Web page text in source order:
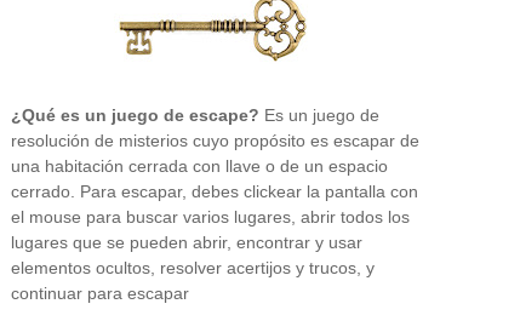
¿Qué es un juego de escape? Es un juego de
resolución de misterios cuyo propósito es escapar de
una habitación cerrada con llave o de un espacio
cerrado. Para escapar, debes clickear la pantalla con
el mouse para buscar varios lugares, abrir todos los
lugares que se pueden abrir, encontrar y usar
elementos ocultos, resolver acertijos y trucos, y
continuar para escapar